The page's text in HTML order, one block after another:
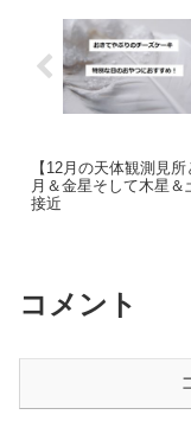
【12月の天体観測見所
月＆金星そして木星
接近
コメント